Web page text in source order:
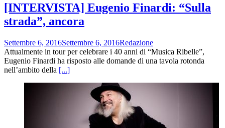
[INTERVISTA] Eugenio Finardi: “Sulla
strada”, ancora
Settembre 6, 2016Settembre 6, 2016Redazione
Attualmente in tour per celebrare i 40 anni di “Musica Ribelle”,
Eugenio Finardi ha risposto alle domande di una tavola rotonda
nell’ambito della [...]